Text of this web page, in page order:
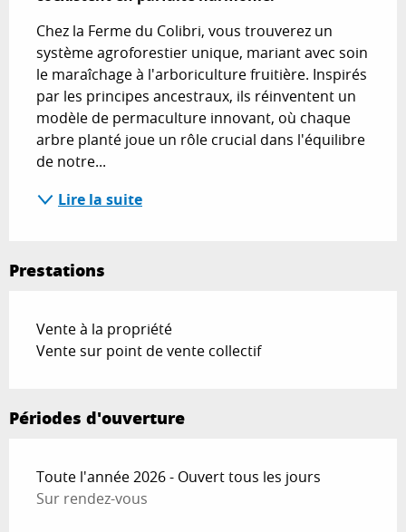
Chez la Ferme du Colibri, vous trouverez un
système agroforestier unique, mariant avec soin
le maraîchage à l'arboriculture fruitière. Inspirés
par les principes ancestraux, ils réinventent un
modèle de permaculture innovant, où chaque
arbre planté joue un rôle crucial dans l'équilibre
de notre...
Lire la suite
Prestations
Vente à la propriété
Vente sur point de vente collectif
Périodes d'ouverture
Toute l'année 2026 - Ouvert tous les jours
Sur rendez-vous